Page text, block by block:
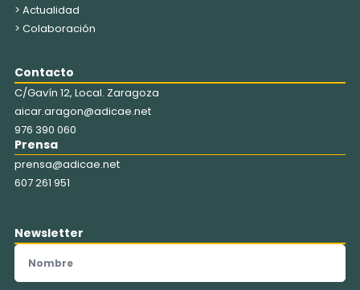
> Actualidad
> Colaboración
Contacto
C/Gavín 12, Local. Zaragoza
aicar.aragon@adicae.net
976 390 060
Prensa
prensa@adicae.net
607 261 951
Newsletter
Nombre